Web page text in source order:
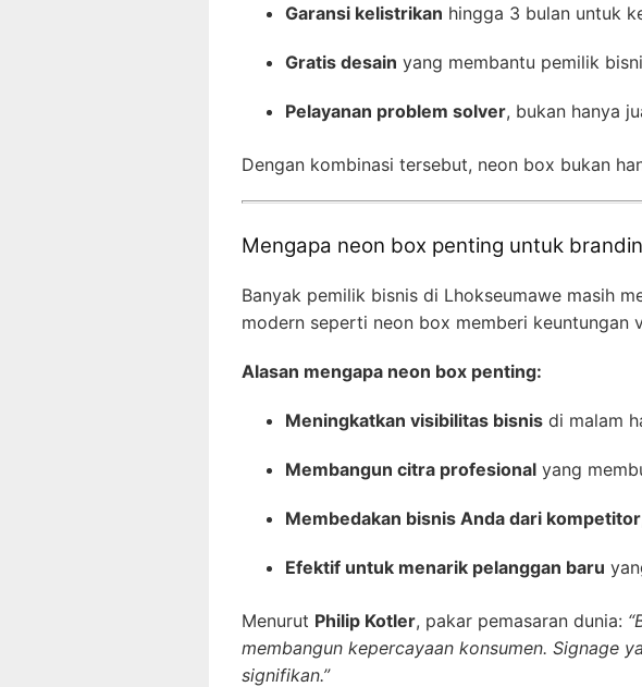
Garansi kelistrikan hingga 3 bulan untuk
Gratis desain yang membantu pemilik
Pelayanan problem solver, bukan hanya
Dengan kombinasi tersebut, neon box bukan
Mengapa neon box penting untuk
Banyak pemilik bisnis di Lhokseumawe masih
modern seperti neon box memberi keuntungan
Alasan mengapa neon box penting:
Meningkatkan visibilitas bisnis di malam
Membangun citra profesional yang
Membedakan bisnis Anda dari kompetitor
Efektif untuk menarik pelanggan baru
Menurut Philip Kotler, pakar pemasaran dunia:
membangun kepercayaan konsumen. Signage
signifikan.”